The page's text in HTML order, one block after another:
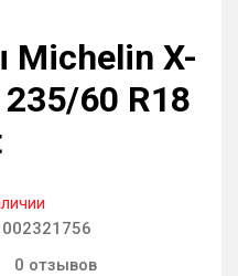
X-
60 R18
0 отзывов